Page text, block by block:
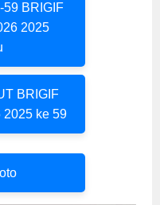
BRIGIF
2025
BRIGIF
2025 ke 59